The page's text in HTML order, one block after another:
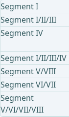
Segment I
Segment I/II/III
Segment IV
Segment I/II/III/IV
Segment V/VIII
Segment VI/VII
Segment
V/VI/VII/VIII